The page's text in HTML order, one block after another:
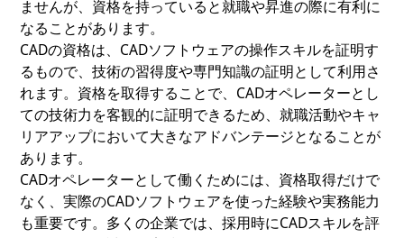
ませんが、資格を持っていると就職や昇進の際に有利に
なることがあります。
CADの資格は、CADソフトウェアの操作スキルを証明す
るもので、技術の習得度や専門知識の証明として利用さ
れます。資格を取得することで、CADオペレーターとし
ての技術力を客観的に証明できるため、就職活動やキャ
リアアップにおいて大きなアドバンテージとなることが
あります。
CADオペレーターとして働くためには、資格取得だけで
なく、実際のCADソフトウェアを使った経験や実務能力
も重要です。多くの企業では、採用時にCADスキルを評